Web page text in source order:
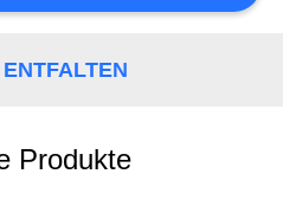
Produkte